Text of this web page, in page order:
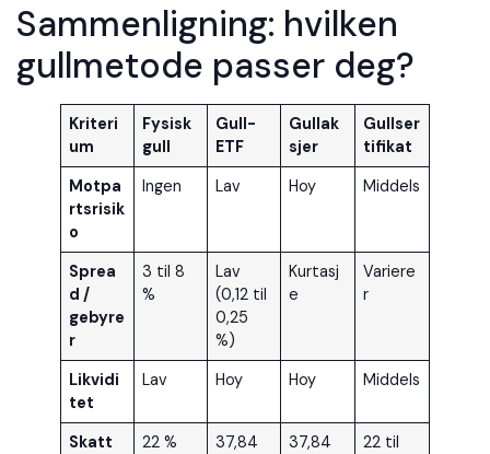
Sammenligning: hvilken
gullmetode passer deg?
Kriteri
um
Fysisk
gull
Gull-
ETF
Gullak
sjer
Gullser
tifikat
Motpa
rtsrisik
o
Ingen Lav Hoy Middels
Sprea
d /
gebyre
r
3 til 8
%
Lav
(0,12 til
0,25
%)
Kurtasj
e
Variere
r
Likvidi
tet
Lav Hoy Hoy Middels
Skatt
22 %
37,84
37,84
22 til